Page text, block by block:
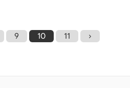
9 10 11 ›